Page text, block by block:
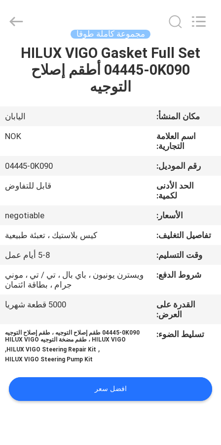
منزل،
معلومات
جولة
المعمل
مراقبة
الجودة
أخبار
اطلب
اقتباس
مجموعة كاملة طوقا
HILUX VIGO Gasket Full Set
04445-0K090 أطقم إصلاح
التوجيه
مكان المنشأ:
اليابان
اسم العلامة
التجارية:
NOK
رقم الموديل:
04445-0K090
الحد الأدنى
لكمية:
قابل للتفاوض
الأسعار:
negotiable
تفاصيل التغليف:
كيس بلاستيك ، تعبئة طبيعية
وقت التسليم:
5-8 أيام عمل
شروط الدفع:
ويسترن يونيون ، باي بال ، تي / تي ، موني
جرام ، بطاقة ائتمان
القدرة على
العرض:
5000 قطعة شهريا
تسليط الضوء:
04445-0K090 طقم إصلاح التوجيه ، طقم إصلاح التوجيه
HILUX VIGO ، طقم مضخة التوجيه HILUX VIGO
,
HILUX VIGO Steering Repair Kit
,
HILUX VIGO Steering Pump Kit
افضل سعر